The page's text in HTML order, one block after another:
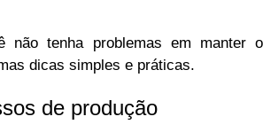
tenha problemas em manter
dicas simples e práticas.
de produção